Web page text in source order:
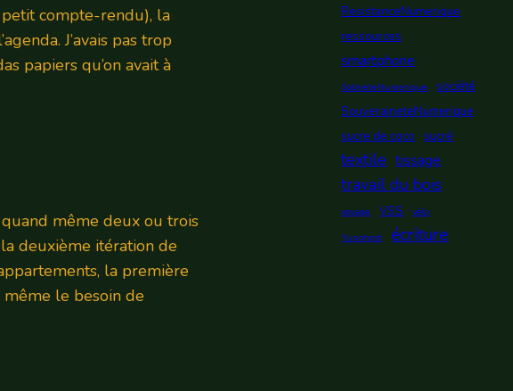
compte-rendu), la
J’avais pas trop
papiers qu’on avait à
même deux ou trois
la deuxième itération de
la première
le besoin de
ResistanceNumerique
ressources
smartphone
SobrieteNumerique
société
SouveraineteNumerique
sucre de coco sucré
textile tissage
travail du bois
voyage VSS
vélo
Yunohost
écriture